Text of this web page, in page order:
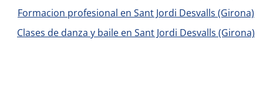
Formacion profesional en Sant Jordi Desvalls (Girona)
Clases de danza y baile en Sant Jordi Desvalls (Girona)